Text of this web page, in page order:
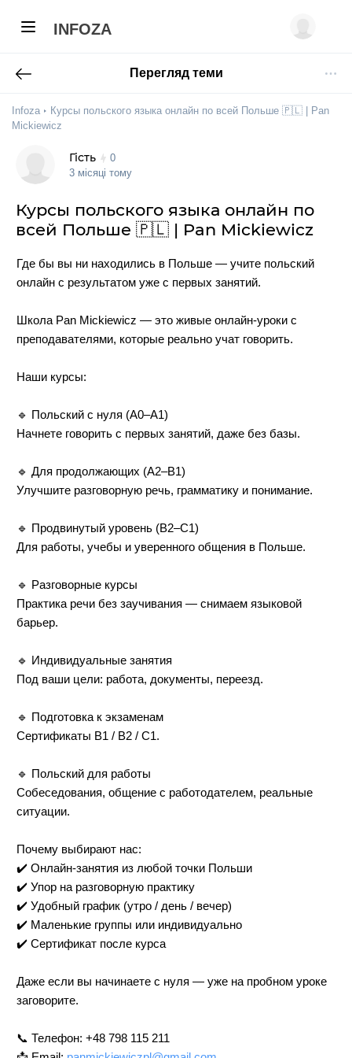
INFOZA
Перегляд теми
Infoza
Курсы польского языка онлайн по всей Польше 🇵🇱 | Pan
Mickiewicz
Гість
0
3 місяці тому
Курсы польского языка онлайн по
всей Польше 🇵🇱 | Pan Mickiewicz
Где бы вы ни находились в Польше — учите польский
онлайн с результатом уже с первых занятий.
Школа Pan Mickiewicz — это живые онлайн-уроки с
преподавателями, которые реально учат говорить.
Наши курсы:
🔹 Польский с нуля (A0–A1)
Начнете говорить с первых занятий, даже без базы.
🔹 Для продолжающих (A2–B1)
Улучшите разговорную речь, грамматику и понимание.
🔹 Продвинутый уровень (B2–C1)
Для работы, учебы и уверенного общения в Польше.
🔹 Разговорные курсы
Практика речи без заучивания — снимаем языковой
барьер.
🔹 Индивидуальные занятия
Под ваши цели: работа, документы, переезд.
🔹 Подготовка к экзаменам
Сертификаты B1 / B2 / C1.
🔹 Польский для работы
Собеседования, общение с работодателем, реальные
ситуации.
Почему выбирают нас:
✔️ Онлайн-занятия из любой точки Польши
✔️ Упор на разговорную практику
✔️ Удобный график (утро / день / вечер)
✔️ Маленькие группы или индивидуально
✔️ Сертификат после курса
Даже если вы начинаете с нуля — уже на пробном уроке
заговорите.
📞 Телефон: +48 798 115 211